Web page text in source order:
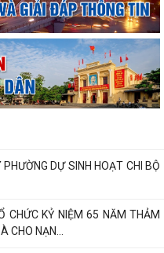
CHỨC KỶ NIỆM 65 NĂM THẢM
CHO NẠN...
BẢO ĐẢM TRẬT TỰ ĐÔ THỊ,
LÊ CHÂN ĐỐI THOẠI VỀ
BỘ, CÔNG CHỨC PHƯỜNG LÊ
PHƯỜNG LÊ CHÂN DỰ SINH